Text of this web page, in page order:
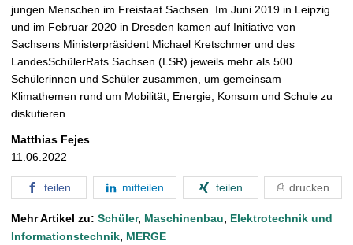
jungen Menschen im Freistaat Sachsen. Im Juni 2019 in Leipzig
und im Februar 2020 in Dresden kamen auf Initiative von
Sachsens Ministerpräsident Michael Kretschmer und des
LandesSchülerRats Sachsen (LSR) jeweils mehr als 500
Schülerinnen und Schüler zusammen, um gemeinsam
Klimathemen rund um Mobilität, Energie, Konsum und Schule zu
diskutieren.
Matthias Fejes
11.06.2022
teilen mitteilen teilen drucken
Mehr Artikel zu: Schüler, Maschinenbau, Elektrotechnik und
Informationstechnik, MERGE